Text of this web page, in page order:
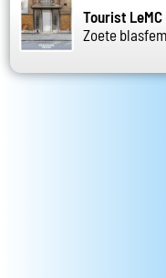
Tourist LeMC
Zoete